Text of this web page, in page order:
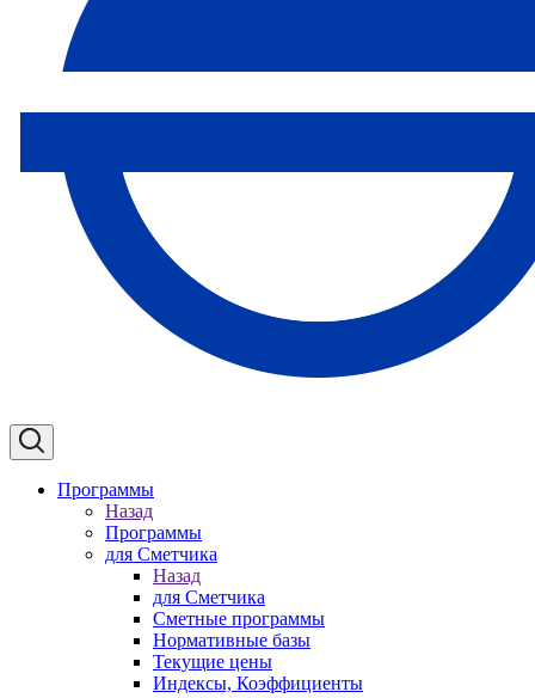
Программы
Назад
Программы
для Сметчика
Назад
для Сметчика
Сметные программы
Нормативные базы
Текущие цены
Индексы, Коэффициенты